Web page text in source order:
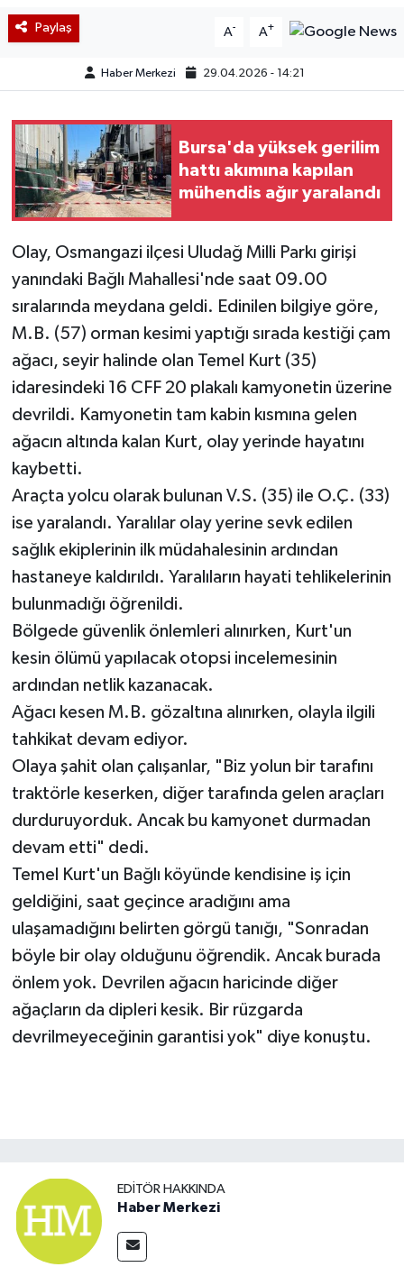
Paylaş A- A+
Haber Merkezi 29.04.2026 - 14:21
Bursa'da yüksek gerilim
hattı akımına kapılan
mühendis ağır yaralandı
Olay, Osmangazi ilçesi Uludağ Milli Parkı girişi
yanındaki Bağlı Mahallesi'nde saat 09.00
sıralarında meydana geldi. Edinilen bilgiye göre,
M.B. (57) orman kesimi yaptığı sırada kestiği çam
ağacı, seyir halinde olan Temel Kurt (35)
idaresindeki 16 CFF 20 plakalı kamyonetin üzerine
devrildi. Kamyonetin tam kabin kısmına gelen
ağacın altında kalan Kurt, olay yerinde hayatını
kaybetti.
Araçta yolcu olarak bulunan V.S. (35) ile O.Ç. (33)
ise yaralandı. Yaralılar olay yerine sevk edilen
sağlık ekiplerinin ilk müdahalesinin ardından
hastaneye kaldırıldı. Yaralıların hayati tehlikelerinin
bulunmadığı öğrenildi.
Bölgede güvenlik önlemleri alınırken, Kurt'un
kesin ölümü yapılacak otopsi incelemesinin
ardından netlik kazanacak.
Ağacı kesen M.B. gözaltına alınırken, olayla ilgili
tahkikat devam ediyor.
Olaya şahit olan çalışanlar, "Biz yolun bir tarafını
traktörle keserken, diğer tarafında gelen araçları
durduruyorduk. Ancak bu kamyonet durmadan
devam etti" dedi.
Temel Kurt'un Bağlı köyünde kendisine iş için
geldiğini, saat geçince aradığını ama
ulaşamadığını belirten görgü tanığı, "Sonradan
böyle bir olay olduğunu öğrendik. Ancak burada
önlem yok. Devrilen ağacın haricinde diğer
ağaçların da dipleri kesik. Bir rüzgarda
devrilmeyeceğinin garantisi yok" diye konuştu.
EDITÖR HAKKINDA
Haber Merkezi